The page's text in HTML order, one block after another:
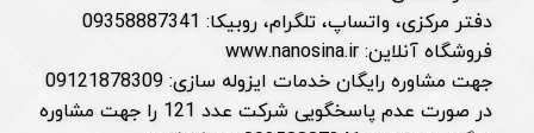
دفتر مرکزی، واتساپ، تلگرام، روبیکا: 09358887341
فروشگاه آنلاین: www.nanosina.ir
جهت مشاوره رایگان خدمات ایزوله سازی: 09121878309
در صورت عدم پاسخگویی شرکت عدد 121 را جهت مشاوره